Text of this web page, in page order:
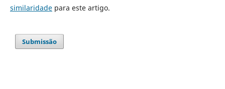
similaridadepara este artigo.
Submissão